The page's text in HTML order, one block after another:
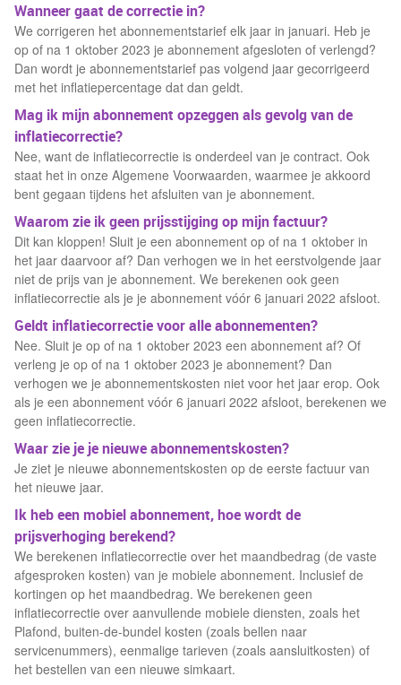
Wanneer gaat de correctie in?
We corrigeren het abonnementstarief elk jaar in januari. Heb je
op of na 1 oktober 2023 je abonnement afgesloten of verlengd?
Dan wordt je abonnementstarief pas volgend jaar gecorrigeerd
met het inflatiepercentage dat dan geldt.
Mag ik mijn abonnement opzeggen als gevolg van de
inflatiecorrectie?
Nee, want de inflatiecorrectie is onderdeel van je contract. Ook
staat het in onze Algemene Voorwaarden, waarmee je akkoord
bent gegaan tijdens het afsluiten van je abonnement.
Waarom zie ik geen prijsstijging op mijn factuur?
Dit kan kloppen! Sluit je een abonnement op of na 1 oktober in
het jaar daarvoor af? Dan verhogen we in het eerstvolgende jaar
niet de prijs van je abonnement. We berekenen ook geen
inflatiecorrectie als je je abonnement vóór 6 januari 2022 afsloot.
Geldt inflatiecorrectie voor alle abonnementen?
Nee. Sluit je op of na 1 oktober 2023 een abonnement af? Of
verleng je op of na 1 oktober 2023 je abonnement? Dan
verhogen we je abonnementskosten niet voor het jaar erop. Ook
als je een abonnement vóór 6 januari 2022 afsloot, berekenen we
geen inflatiecorrectie.
Waar zie je je nieuwe abonnementskosten?
Je ziet je nieuwe abonnementskosten op de eerste factuur van
het nieuwe jaar.
Ik heb een mobiel abonnement, hoe wordt de
prijsverhoging berekend?
We berekenen inflatiecorrectie over het maandbedrag (de vaste
afgesproken kosten) van je mobiele abonnement. Inclusief de
kortingen op het maandbedrag. We berekenen geen
inflatiecorrectie over aanvullende mobiele diensten, zoals het
Plafond, buiten-de-bundel kosten (zoals bellen naar
servicenummers), eenmalige tarieven (zoals aansluitkosten) of
het bestellen van een nieuwe simkaart.